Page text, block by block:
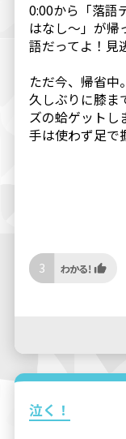
0:00から「落語
はなし～」が
語だってよ！見
ただ今、帰省中
久しぶりに膝ま
ズの蛤ゲットし
手は使わず足で
3
泣く！